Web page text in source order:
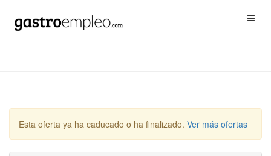
Esta oferta ya ha caducado o ha finalizado. Ver más ofertas